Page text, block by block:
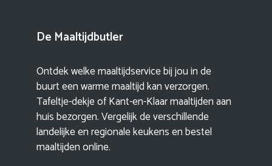
De Maaltijdbutler
Ontdek welke maaltijdservice bij jou in de
buurt een warme maaltijd kan verzorgen.
Tafeltje-dekje of Kant-en-Klaar maaltijden aan
huis bezorgen. Vergelijk de verschillende
landelijke en regionale keukens en bestel
maaltijden online.